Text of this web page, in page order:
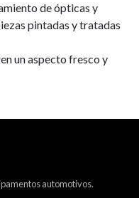
de ópticas y
pintadas y tratadas
un aspecto fresco y
automotivos.